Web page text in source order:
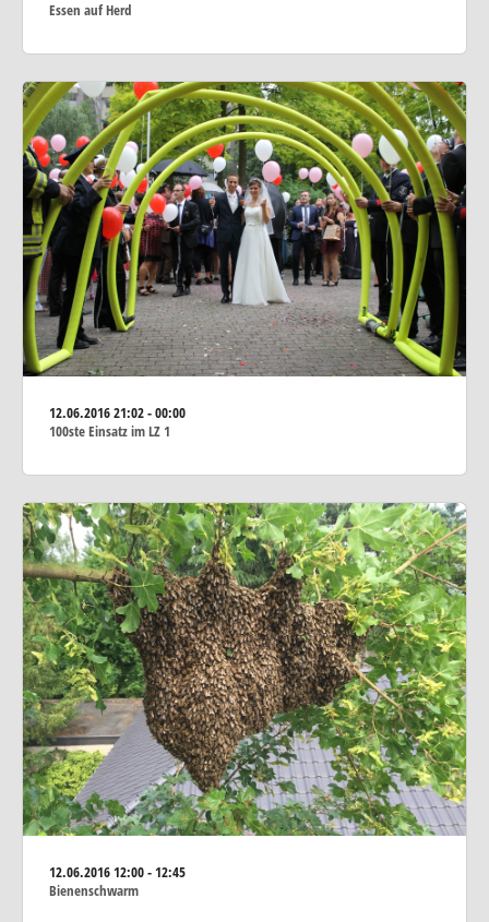
Essen auf Herd
12.06.201621:02 - 00:00
100ste Einsatz im LZ 1
12.06.201612:00 - 12:45
Bienenschwarm